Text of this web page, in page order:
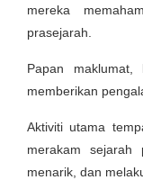
mereka
prasejarah.
Papan
memberikan
Aktiviti utama
merakam sejarah
menarik, dan